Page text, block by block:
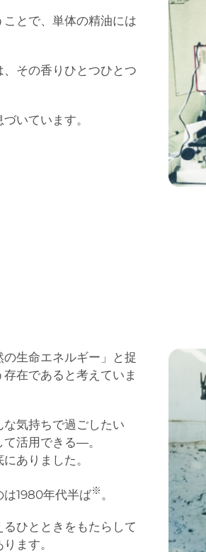
とで、単体の精油には
その香りひとつひとつ
いています。
生命エネルギー」と捉
在であると考えていま
気持ちで過ごしたい
活用できる―。
ありました。
は1980年代半ば※ 。
ひとときをもたらして
ます。